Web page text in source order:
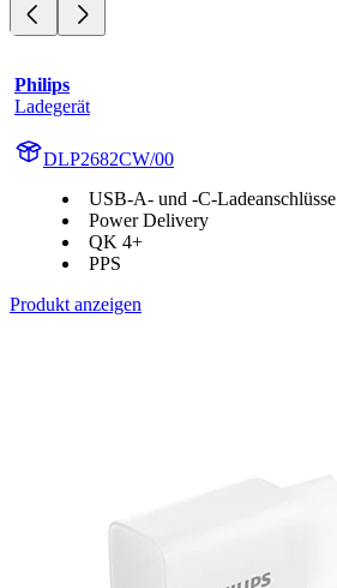
Philips
Ladegerät
DLP2682CW/00
USB-A- und -C-Ladeanschlüsse
Power Delivery
QK 4+
PPS
Produkt anzeigen